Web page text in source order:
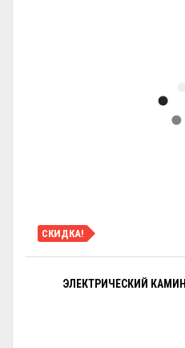
СКИДКА!
ЭЛЕКТРИЧЕСКИЙ КАМИН